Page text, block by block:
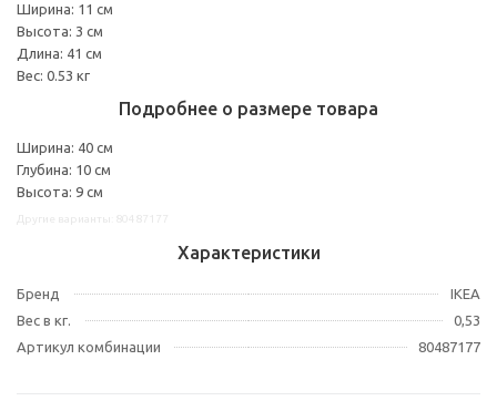
Ширина: 11 см
Высота: 3 см
Длина: 41 см
Вес: 0.53 кг
Подробнее о размере товара
Ширина: 40 см
Глубина: 10 см
Высота: 9 см
Характеристики
Бренд
IKEA
Вес в кг.
0,53
Артикул комбинации
80487177